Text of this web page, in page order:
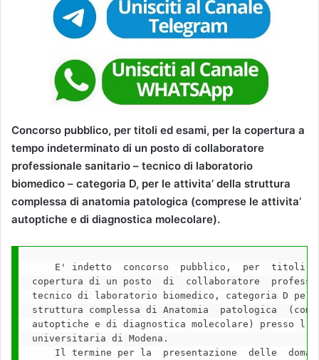
Concorso pubblico, per titoli ed esami, per la copertura a
tempo indeterminato di un posto di collaboratore
professionale sanitario – tecnico di laboratorio
biomedico – categoria D, per le attivita’ della struttura
complessa di anatomia patologica (comprese le attivita’
autoptiche e di diagnostica molecolare).
E' indetto  concorso  pubblico,  per  titoli
copertura di un posto  di  collaboratore
tecnico di laboratorio biomedico, categoria D
struttura complessa di Anatomia  patologica
autoptiche e di diagnostica molecolare) presso
universitaria di Modena.
Il termine per la  presentazione  delle